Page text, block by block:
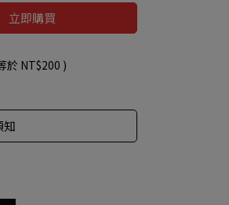
立即購買
於 NT$200 )
知